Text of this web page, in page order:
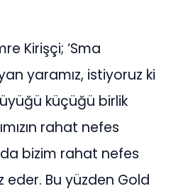
Kirişçi; ‘Sma
yaramız, istiyoruz ki
küçüğü birlik
rahat nefes
bizim rahat nefes
eder. Bu yüzden Gold